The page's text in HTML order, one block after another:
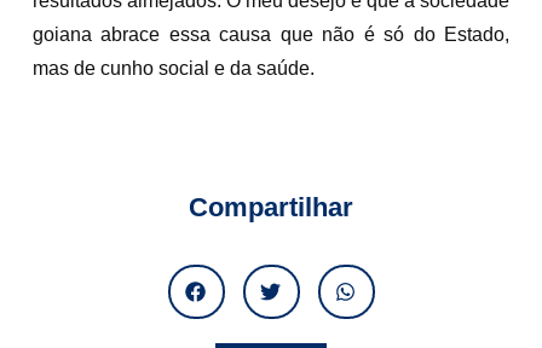
goiana abrace essa causa que não é só do Estado,
mas de cunho social e da saúde.
Compartilhar